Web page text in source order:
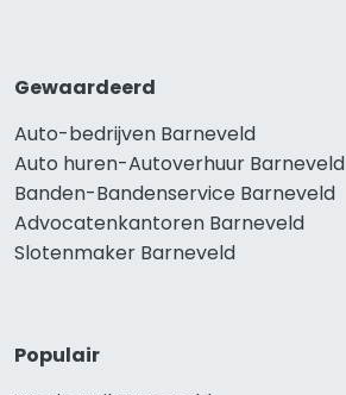
Gewaardeerd
Auto-bedrijven Barneveld
Auto huren-Autoverhuur Barneveld
Banden-Bandenservice Barneveld
Advocatenkantoren Barneveld
Slotenmaker Barneveld
Populair